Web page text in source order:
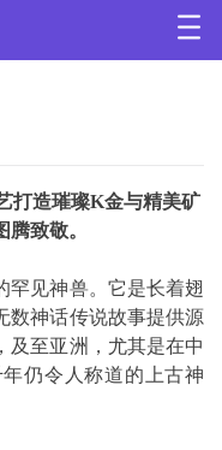
打造璀璨K金与精美矿
致敬。
见神兽。它是长着翅
数神话传说故事提供源
及至亚洲，尤其是在中
仍令人称道的上古神